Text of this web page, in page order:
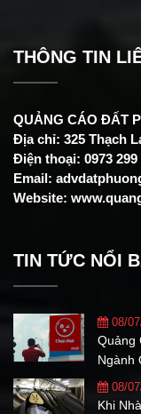
THÔNG TIN
QUẢNG CÁO ĐẤT
Địa chỉ: 325 Thạch
Điện thoại: 0973 299
Email:
Website:
TIN TỨC NỔI
08/
Quảng
Ngành
08/
Khi